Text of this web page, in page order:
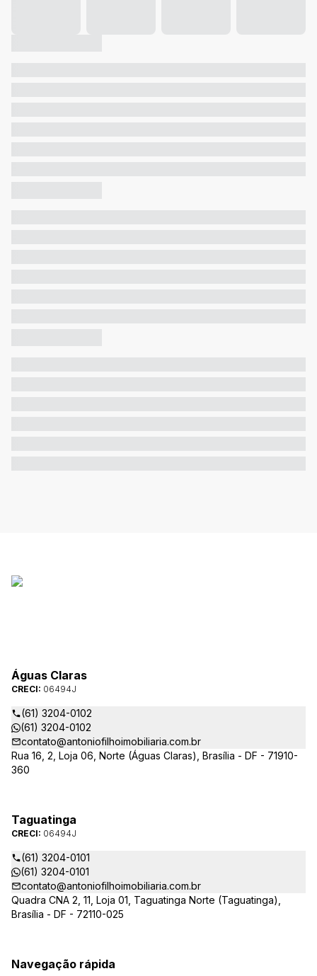
Águas Claras
CRECI: 06494J
(61) 3204-0102
(61) 3204-0102
contato@antoniofilhoimobiliaria.com.br
Rua 16, 2, Loja 06, Norte (Águas Claras), Brasília - DF - 71910-
360
Taguatinga
CRECI: 06494J
(61) 3204-0101
(61) 3204-0101
contato@antoniofilhoimobiliaria.com.br
Quadra CNA 2, 11, Loja 01, Taguatinga Norte (Taguatinga),
Brasília - DF - 72110-025
Navegação rápida